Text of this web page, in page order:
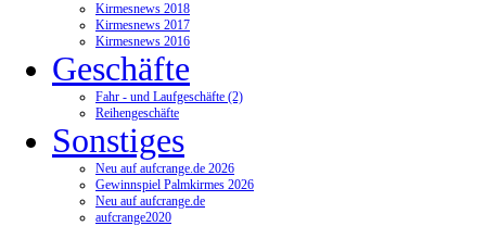
Kirmesnews 2018
Kirmesnews 2017
Kirmesnews 2016
Geschäfte
Fahr - und Laufgeschäfte (2)
Reihengeschäfte
Sonstiges
Neu auf aufcrange.de 2026
Gewinnspiel Palmkirmes 2026
Neu auf aufcrange.de
aufcrange2020